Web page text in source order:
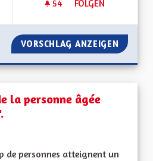
54 54 FOLLOWER
FOLGEN
UNE ALSACE
VORSCHLAG ANZEIGEN UNE
la personne âgée
de personnes atteignent un